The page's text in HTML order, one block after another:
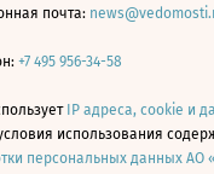
почта:
+7 495 956-34-58
IP адреса, cookie и
использования
персональных данных АО